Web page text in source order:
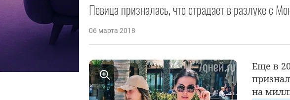
Певица призналась, что страдает в разлуке с
06 марта 2018
Еще в
на